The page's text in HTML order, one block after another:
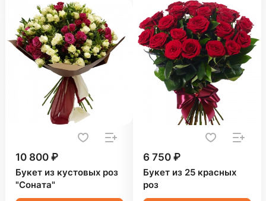
10 800 ₽
Букет из кустовых роз
"Соната"
6 750 ₽
Букет из 25 красных
роз